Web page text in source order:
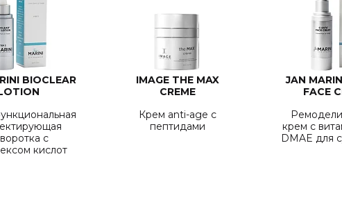
BIOCLEAR
c
кислот
IMAGE THE MAX
CREME
Крем anti-age с
пептидами
JAN
FACE
крем с
DMAE для